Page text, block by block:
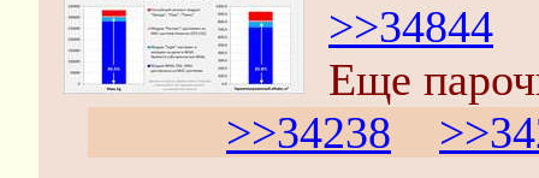
>>34844
Еще
>>34238